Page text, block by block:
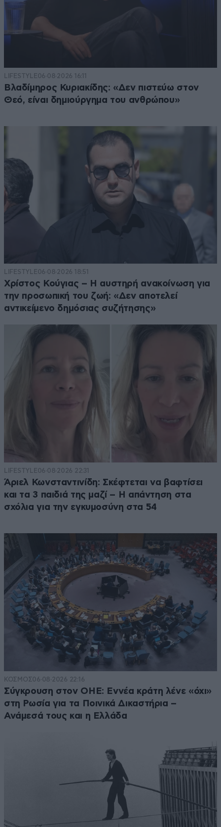
LIFESTYLE06·08·2026 16:11
Βλαδίμηρος Κυριακίδης: «Δεν πιστεύω στον
Θεό, είναι δημιούργημα του ανθρώπου»
LIFESTYLE06·08·2026 18:51
Χρίστος Κούγιας – Η αυστηρή ανακοίνωση για
την προσωπική του ζωή: «Δεν αποτελεί
αντικείμενο δημόσιας συζήτησης»
LIFESTYLE06·08·2026 22:31
Άριελ Κωνσταντινίδη: Σκέφτεται να βαφτίσει
και τα 3 παιδιά της μαζί – Η απάντηση στα
σχόλια για την εγκυμοσύνη στα 54
ΚΟΣΜΟΣ06·08·2026 22:16
Σύγκρουση στον ΟΗΕ: Εννέα κράτη λένε «όχι»
στη Ρωσία για τα Ποινικά Δικαστήρια –
Ανάμεσά τους και η Ελλάδα